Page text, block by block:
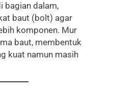
bagian dalam,
baut (bolt) agar
komponen. Mur
baut, membentuk
kuat namun masih